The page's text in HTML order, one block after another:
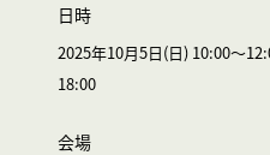
日時
2025年10月5日(日) 10:00〜
18:00
会場